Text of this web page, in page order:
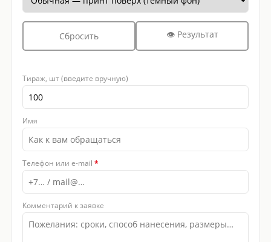
Сбросить 👁 Результат
Тираж, шт (введите вручную)
Имя
Телефон или e-mail *
Комментарий к заявке